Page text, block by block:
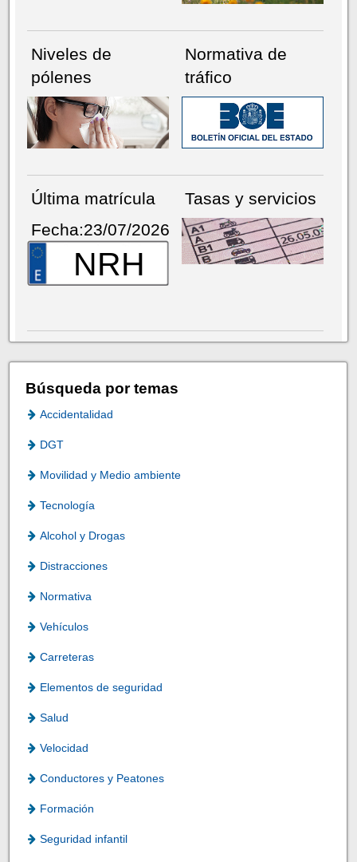
Niveles de
pólenes
Normativa de
tráfico
Última matrícula
Fecha:23/07/2026
NRH
Tasas y servicios
Búsqueda por temas
Accidentalidad
DGT
Movilidad y Medio ambiente
Tecnología
Alcohol y Drogas
Distracciones
Normativa
Vehículos
Carreteras
Elementos de seguridad
Salud
Velocidad
Conductores y Peatones
Formación
Seguridad infantil